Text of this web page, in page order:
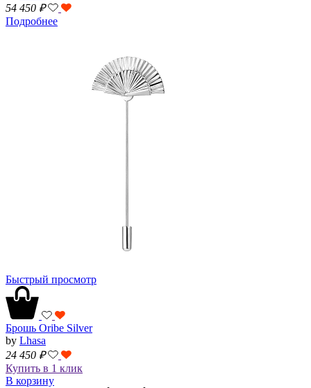
54 450 ₽
Подробнее
Быстрый просмотр
Брошь Oribe Silver
by Lhasa
24 450 ₽
Купить в 1 клик
В корзину